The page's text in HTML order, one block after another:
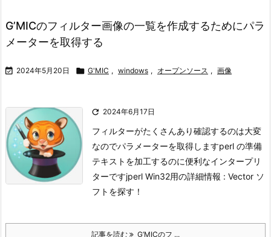
G’MICのフィルター画像の一覧を作成するためにパラ
メーターを取得する
 2024年5月20日  G'MIC , windows , オープンソース , 画像
 2024年6月17日
フィルターがたくさんあり確認するのは大変
なのでパラメーターを取得しますperl の準備
テキストを加工するのに便利なインタープリ
ターですjperl Win32用の詳細情報 : Vector ソ
フトを探す！
記事を読む G’MICのフ ...